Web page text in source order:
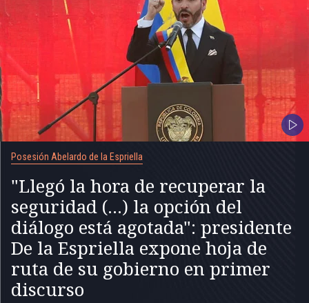
Posesión Abelardo de la Espriella
"Llegó la hora de recuperar la
seguridad (...) la opción del
diálogo está agotada": presidente
De la Espriella expone hoja de
ruta de su gobierno en primer
discurso